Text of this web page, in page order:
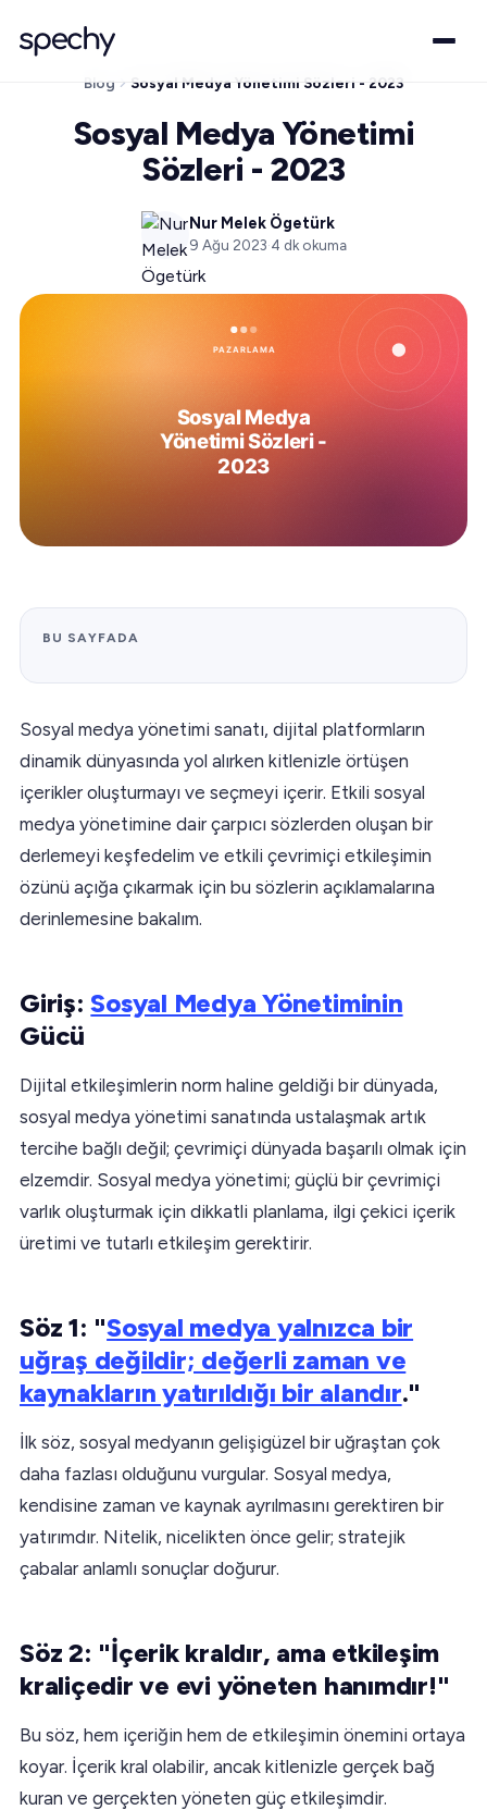
Blog Sosyal Medya Yönetimi Sözleri - 2023
Sosyal Medya Yönetimi
Sözleri - 2023
Nur Melek Ögetürk
9 Ağu 2023·4 dk okuma
BU SAYFADA
Sosyal medya yönetimi sanatı, dijital platformların
dinamik dünyasında yol alırken kitlenizle örtüşen
içerikler oluşturmayı ve seçmeyi içerir. Etkili sosyal
medya yönetimine dair çarpıcı sözlerden oluşan bir
derlemeyi keşfedelim ve etkili çevrimiçi etkileşimin
özünü açığa çıkarmak için bu sözlerin açıklamalarına
derinlemesine bakalım.
Giriş:Sosyal Medya Yönetiminin
Gücü
Dijital etkileşimlerin norm haline geldiği bir dünyada,
sosyal medya yönetimi sanatında ustalaşmak artık
tercihe bağlı değil; çevrimiçi dünyada başarılı olmak için
elzemdir. Sosyal medya yönetimi; güçlü bir çevrimiçi
varlık oluşturmak için dikkatli planlama, ilgi çekici içerik
üretimi ve tutarlı etkileşim gerektirir.
Söz 1: "Sosyal medya yalnızca bir
uğraş değildir; değerli zaman ve
kaynakların yatırıldığı bir alandır."
İlk söz, sosyal medyanın gelişigüzel bir uğraştan çok
daha fazlası olduğunu vurgular. Sosyal medya,
kendisine zaman ve kaynak ayrılmasını gerektiren bir
yatırımdır. Nitelik, nicelikten önce gelir; stratejik
çabalar anlamlı sonuçlar doğurur.
Söz 2: "İçerik kraldır, ama etkileşim
kraliçedir ve evi yöneten hanımdır!"
Bu söz, hem içeriğin hem de etkileşimin önemini ortaya
koyar. İçerik kral olabilir, ancak kitlenizle gerçek bağ
kuran ve gerçekten yöneten güç etkileşimdir.